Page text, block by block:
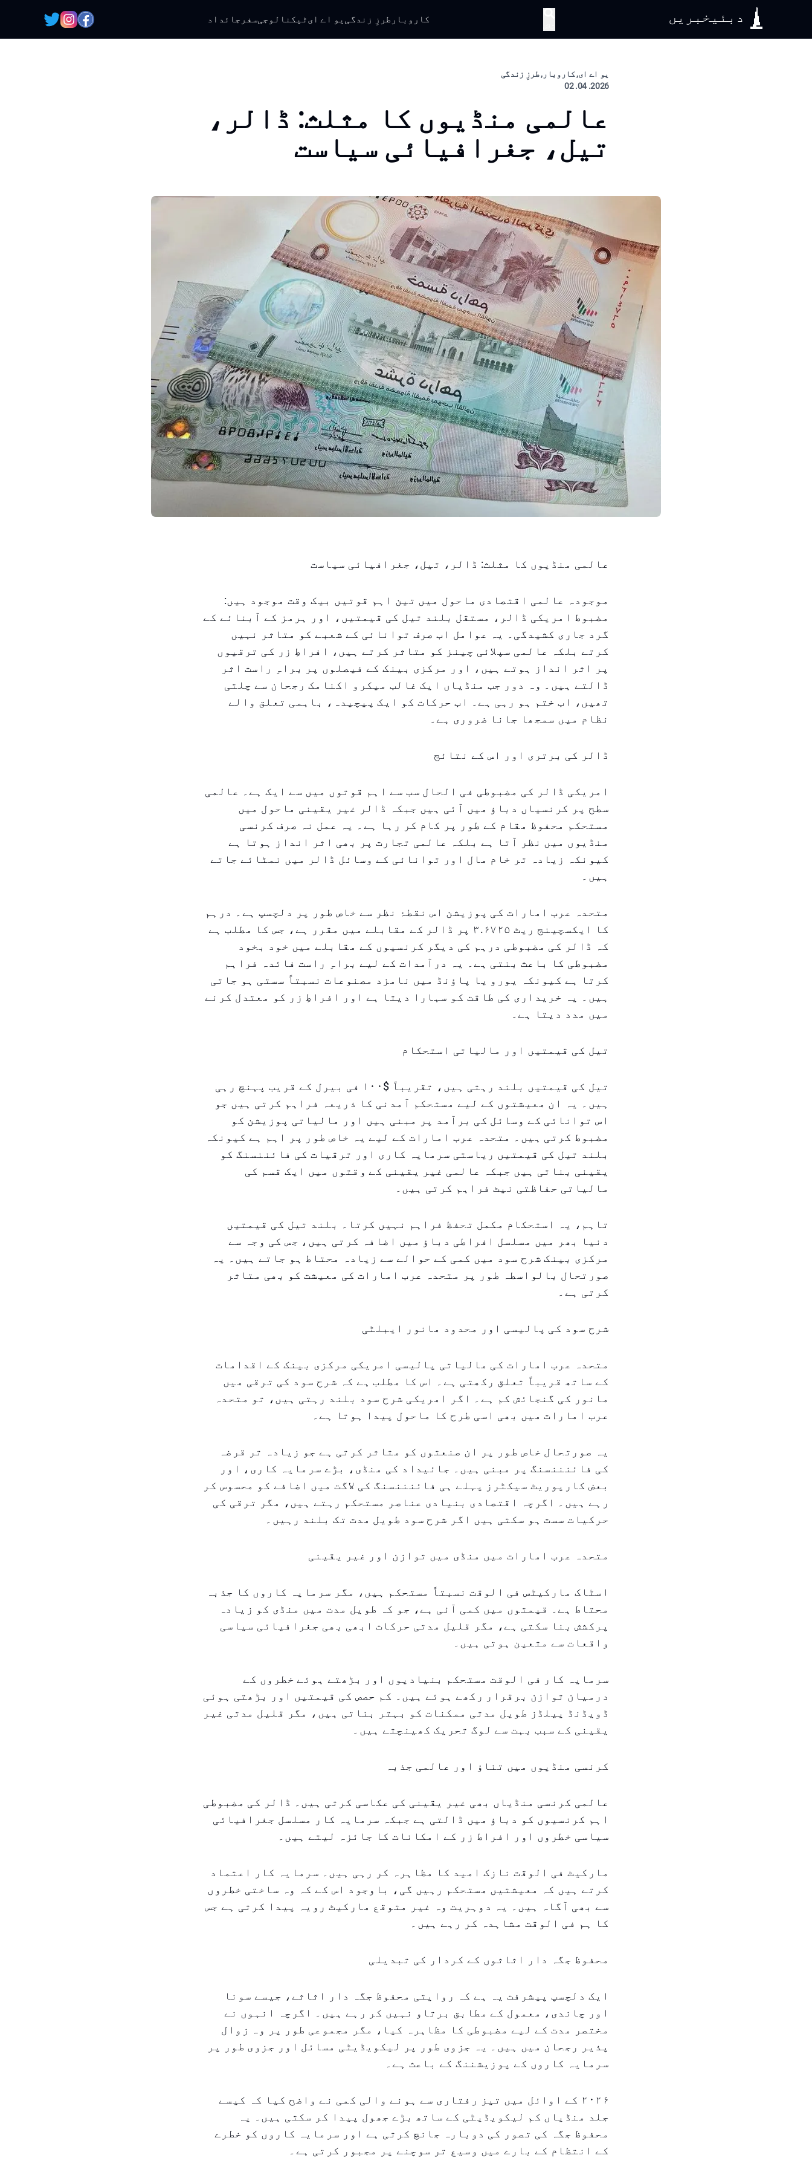
دبئیخبریں کاروبار طرزِ زندگی یو اے ایٹیکنالوجیسفر جائداد
یو اے ای, کاروبار, طرزِ زندگی
2026. 04. 02
عالمی منڈیوں کا مثلث: ڈالر،
تیل، جغرافیائی سیاست
عالمی منڈیوں کا مثلث: ڈالر، تیل، جغرافیائی سیاست
موجودہ عالمی اقتصادی ماحول میں تین اہم قوتیں بیک وقت موجود ہیں:
مضبوط امریکی ڈالر، مستقل بلند تیل کی قیمتیں، اور ہرمز کے آبنائے کے
گرد جاری کشیدگی۔ یہ عوامل اب صرف توانائی کے شعبے کو متاثر نہیں
کرتے بلکہ عالمی سپلائی چینز کو متاثر کرتے ہیں، افراطِ زر کی ترقیوں
پر اثر انداز ہوتے ہیں، اور مرکزی بینک کے فیصلوں پر براہِ راست اثر
ڈالتے ہیں۔ وہ دور جب منڈیاں ایک غالب میکرو اکنامک رجحان سے چلتی
تھیں، اب ختم ہو رہی ہے۔ اب حرکات کو ایک پیچیدہ، باہمی تعلق والے
نظام میں سمجھا جانا ضروری ہے۔
ڈالر کی برتری اور اس کے نتائج
امریکی ڈالر کی مضبوطی فی الحال سب سے اہم قوتوں میں سے ایک ہے۔ عالمی
سطح پر کرنسیاں دباؤ میں آئی ہیں جبکہ ڈالر غیر یقینی ماحول میں
مستحکم محفوظ مقام کے طور پر کام کر رہا ہے۔ یہ عمل نہ صرف کرنسی
منڈیوں میں نظر آتا ہے بلکہ عالمی تجارت پر بھی اثر انداز ہوتا ہے
کیونکہ زیادہ تر خام مال اور توانائی کے وسائل ڈالر میں نمٹائے جاتے
ہیں۔
متحدہ عرب امارات کی پوزیشن اس نقطۂ نظر سے خاص طور پر دلچسپ ہے۔ درہم
کا ایکسچینج ریٹ ۳.۶۷۲۵ پر ڈالر کے مقابلے میں مقرر ہے، جس کا مطلب ہے
کہ ڈالر کی مضبوطی درہم کی دیگر کرنسیوں کے مقابلے میں خود بخود
مضبوطی کا باعث بنتی ہے۔ یہ درآمدات کے لیے براہِ راست فائدہ فراہم
کرتا ہے کیونکہ یورو یا پاؤنڈ میں نامزد مصنوعات نسبتاً سستی ہو جاتی
ہیں۔ یہ خریداری کی طاقت کو سہارا دیتا ہے اور افراطِ زر کو معتدل کرنے
میں مدد دیتا ہے۔
تیل کی قیمتیں اور مالیاتی استحکام
تیل کی قیمتیں بلند رہتی ہیں، تقریباً $۱۰۰ فی بیرل کے قریب پہنچ رہی
ہیں۔ یہ ان معیشتوں کے لیے مستحکم آمدنی کا ذریعہ فراہم کرتی ہیں جو
اس توانائی کے وسائل کی برآمد پر مبنی ہیں اور مالیاتی پوزیشن کو
مضبوط کرتی ہیں۔ متحدہ عرب امارات کے لیے یہ خاص طور پر اہم ہے کیونکہ
بلند تیل کی قیمتیں ریاستی سرمایہ کاری اور ترقیات کی فائننسنگ کو
یقینی بناتی ہیں جبکہ عالمی غیر یقینی کے وقتوں میں ایک قسم کی
مالیاتی حفاظتی نیٹ فراہم کرتی ہیں۔
تاہم، یہ استحکام مکمل تحفظ فراہم نہیں کرتا۔ بلند تیل کی قیمتیں
دنیا بھر میں مسلسل افراطی دباؤ میں اضافہ کرتی ہیں، جس کی وجہ سے
مرکزی بینک شرح سود میں کمی کے حوالے سے زیادہ محتاط ہو جاتے ہیں۔ یہ
صورتحال بالواسطہ طور پر متحدہ عرب امارات کی معیشت کو بھی متاثر
کرتی ہے۔
شرح سود کی پالیسی اور محدود مانور ایبلٹی
متحدہ عرب امارات کی مالیاتی پالیسی امریکی مرکزی بینک کے اقدامات
کے ساتھ قریباً تعلق رکھتی ہے۔ اس کا مطلب ہے کہ شرح سود کی ترقی میں
مانور کی گنجائش کم ہے۔ اگر امریکی شرح سود بلند رہتی ہیں، تو متحدہ
عرب امارات میں بھی اسی طرح کا ماحول پیدا ہوتا ہے۔
یہ صورتحال خاص طور پر ان صنعتوں کو متاثر کرتی ہے جو زیادہ تر قرضہ
کی فائنننسنگ پر مبنی ہیں۔ جائیداد کی منڈی، بڑے سرمایہ کاری، اور
بعض کارپوریٹ سیکٹرز پہلے ہی فائنننسنگ کی لاگت میں اضافے کو محسوس کر
رہے ہیں۔ اگرچہ اقتصادی بنیادی عناصر مستحکم رہتے ہیں، مگر ترقی کی
حرکیات سست ہو سکتی ہیں اگر شرح سود طویل مدت تک بلند رہیں۔
متحدہ عرب امارات میں منڈی میں توازن اور غیر یقینی
اسٹاک مارکیٹس فی الوقت نسبتاً مستحکم ہیں، مگر سرمایہ کاروں کا جذبہ
محتاط ہے۔ قیمتوں میں کمی آئی ہے، جو کہ طویل مدت میں منڈی کو زیادہ
پرکشش بنا سکتی ہے، مگر قلیل مدتی حرکات ابھی بھی جغرافیائی سیاسی
واقعات سے متعین ہوتی ہیں۔
سرمایہ کار فی الوقت مستحکم بنیادیوں اور بڑھتے ہوئے خطروں کے
درمیان توازن برقرار رکھے ہوئے ہیں۔ کم حصص کی قیمتیں اور بڑھتی ہوئی
ڈویڈنڈ ییلڈز طویل مدتی ممکنات کو بہتر بناتی ہیں، مگر قلیل مدتی غیر
یقینی کے سبب بہت سے لوگ تحریک کھینچتے ہیں۔
کرنسی منڈیوں میں تناؤ اور عالمی جذبہ
عالمی کرنسی منڈیاں بھی غیر یقینی کی عکاسی کرتی ہیں۔ ڈالر کی مضبوطی
اہم کرنسیوں کو دباؤ میں ڈالتی ہے جبکہ سرمایہ کار مسلسل جغرافیائی
سیاسی خطروں اور افراط زر کے امکانات کا جائزہ لیتے ہیں۔
مارکیٹ فی الوقت نازک امید کا مظاہرہ کر رہی ہیں۔ سرمایہ کار اعتماد
کرتے ہیں کہ معیشتیں مستحکم رہیں گی، باوجود اس کے کہ وہ ساختی خطروں
سے بھی آگاہ ہیں۔ یہ دوہریت وہ غیر متوقع مارکیٹ رویہ پیدا کرتی ہے جس
کا ہم فی الوقت مشاہدہ کر رہے ہیں۔
محفوظ جگہ دار اثاثوں کے کردار کی تبدیلی
ایک دلچسپ پیشرفت یہ ہے کہ روایتی محفوظ جگہ دار اثاثے، جیسے سونا
اور چاندی، معمول کے مطابق برتاو نہیں کر رہے ہیں۔ اگرچہ انہوں نے
مختصر مدت کے لیے مضبوطی کا مظاہرہ کیا، مگر مجموعی طور پر وہ زوال
پذیر رجحان میں ہیں۔ یہ جزوی طور پر لیکویڈیٹی مسائل اور جزوی طور پر
سرمایہ کاروں کے پوزیشننگ کے باعث ہے۔
۲۰۲۶ کے اوائل میں تیز رفتاری سے ہونے والی کمی نے واضح کیا کہ کیسے
جلد منڈیاں کم لیکویڈیٹی کے ساتھ بڑے جھول پیدا کر سکتی ہیں۔ یہ
محفوظ جگہ کی تصور کی دوبارہ جانچ کرتی ہے اور سرمایہ کاروں کو خطرے
کے انتظام کے بارے میں وسیع تر سوچنے پر مجبور کرتی ہے۔